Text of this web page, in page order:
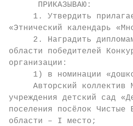
      ПРИКАЗЫВАЮ:
1. Утвердить
«Этнический календарь
2. Наградить
области победителей
организации:
1) в номинации
Авторский коллектив
учреждения детский сад
поселения посёлок Чистые
области – I место;